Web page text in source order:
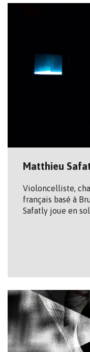
Matthieu
Violoncelliste,
français basé à
Safatly joue en